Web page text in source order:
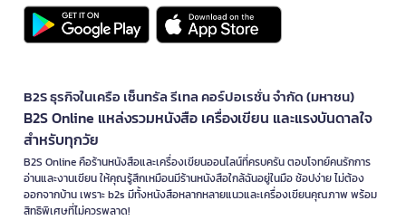
B2S ธุรกิจในเครือ เซ็นทรัล รีเทล คอร์ปอเรชั่น จำกัด (มหาชน)
B2S Online แหล่งรวมหนังสือ เครื่องเขียน และแรงบันดาลใจ
สำหรับทุกวัย
B2S Online คือร้านหนังสือและเครื่องเขียนออนไลน์ที่ครบครัน ตอบโจทย์คนรักการ
อ่านและงานเขียน ให้คุณรู้สึกเหมือนมีร้านหนังสือใกล้ฉันอยู่ในมือ ช้อปง่าย ไม่ต้อง
ออกจากบ้าน เพราะ b2s มีทั้งหนังสือหลากหลายแนวและเครื่องเขียนคุณภาพ พร้อม
สิทธิพิเศษที่ไม่ควรพลาด!